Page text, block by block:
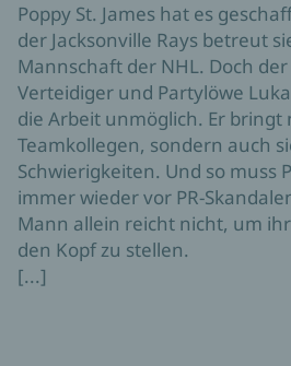
Poppy St. James hat es
der Jacksonville Rays betreut
Mannschaft der NHL. Doch
Verteidiger und Partylöwe
die Arbeit unmöglich. Er bringt
Teamkollegen, sondern auch
Schwierigkeiten. Und so muss
immer wieder vor PR-
Mann allein reicht nicht, um
den Kopf zu stellen.
[...]